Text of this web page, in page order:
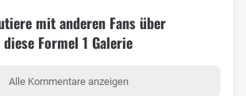
mit anderen Fans über
diese Formel 1 Galerie
Alle Kommentare anzeigen